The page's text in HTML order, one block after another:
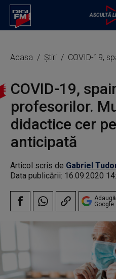
Acasa Știri COVID-19, spaima
COVID-19,
profesorilor.
didactice cer
anticipată
Articol scris de Gabriel
Data publicării: 16.09.2020
Adaugă
Google